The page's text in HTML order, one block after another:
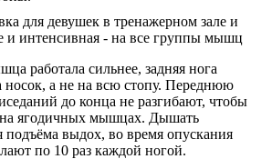
работала сильнее, задняя нога
носок, а не на всю стопу. Переднюю
до конца не разгибают, чтобы
на ягодичных мышцах. Дышать
подъёма выдох, во время опускания
по 10 раз каждой ногой.